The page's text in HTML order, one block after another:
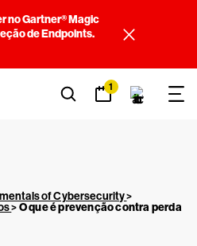
no Gartner® Magic
de Endpoints.
1
of Cybersecurity>
>O que é prevenção contra perda